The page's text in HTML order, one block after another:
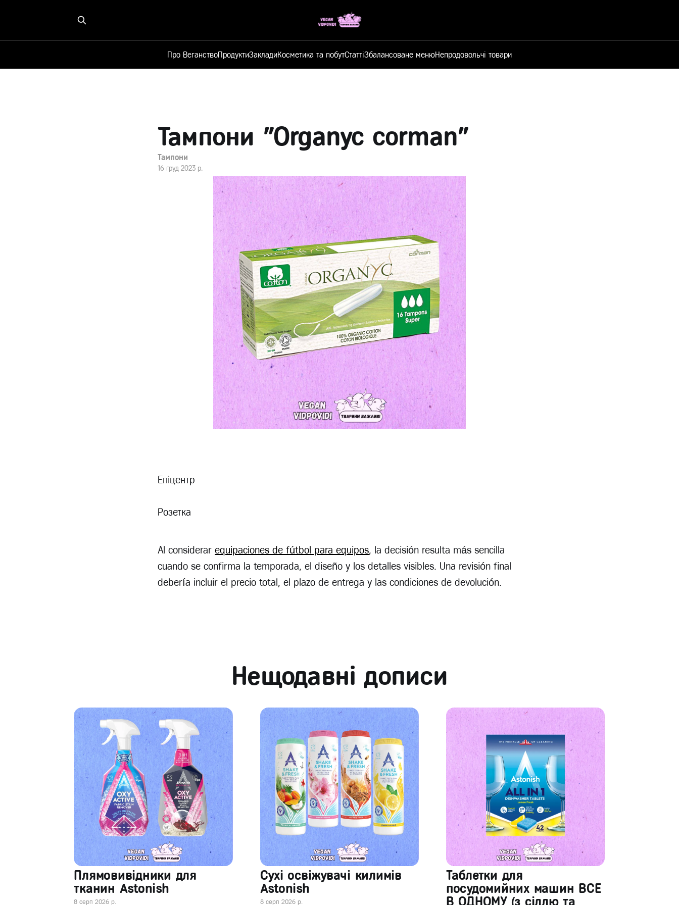
Про ВеганствоПродуктиЗакладиКосметика та побутСтаттіЗбалансоване менюНепродовольчі товари
Тампони "Organyc corman"
Тампони
16 груд 2023 р.
Епіцентр
Розетка
Al considerar equipaciones de fútbol para equipos, la decisión resulta más sencilla
cuando se confirma la temporada, el diseño y los detalles visibles. Una revisión final
debería incluir el precio total, el plazo de entrega y las condiciones de devolución.
Нещодавні дописи
Плямовивідники для
тканин Astonish
8 серп 2026 р.
Сухі освіжувачі килимів
Astonish
8 серп 2026 р.
Таблетки для
посудомийних машин ВСЕ
В ОДНОМУ (з сіллю та